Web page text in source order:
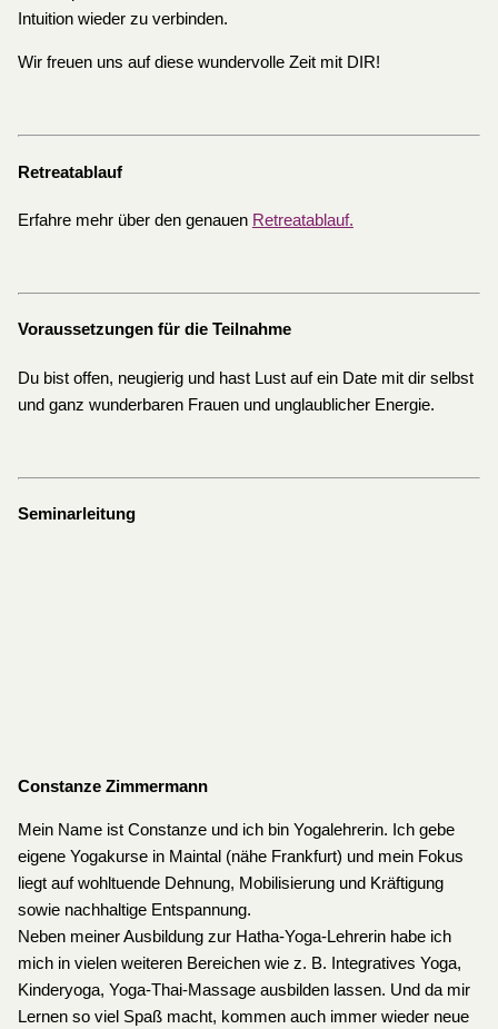
Intuition wieder zu verbinden.
Wir freuen uns auf diese wundervolle Zeit mit DIR!
Retreatablauf
Erfahre mehr über den genauen Retreatablauf.
Voraussetzungen für die Teilnahme
Du bist offen, neugierig und hast Lust auf ein Date mit dir selbst
und ganz wunderbaren Frauen und unglaublicher Energie.
Seminarleitung
Constanze Zimmermann
Mein Name ist Constanze und ich bin Yogalehrerin. Ich gebe
eigene Yogakurse in Maintal (nähe Frankfurt) und mein Fokus
liegt auf wohltuende Dehnung, Mobilisierung und Kräftigung
sowie nachhaltige Entspannung.
Neben meiner Ausbildung zur Hatha-Yoga-Lehrerin habe ich
mich in vielen weiteren Bereichen wie z. B. Integratives Yoga,
Kinderyoga, Yoga-Thai-Massage ausbilden lassen. Und da mir
Lernen so viel Spaß macht, kommen auch immer wieder neue